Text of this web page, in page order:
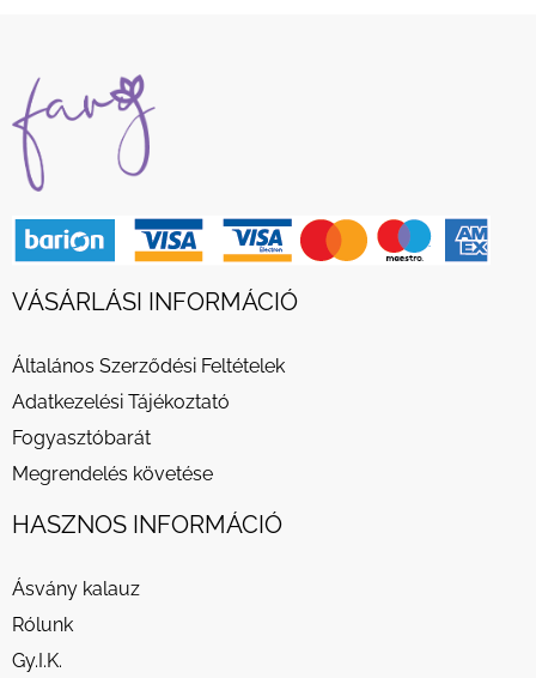
VÁSÁRLÁSI INFORMÁCIÓ
Általános Szerződési Feltételek
Adatkezelési Tájékoztató
Fogyasztóbarát
Megrendelés követése
HASZNOS INFORMÁCIÓ
Ásvány kalauz
Rólunk
Gy.I.K.